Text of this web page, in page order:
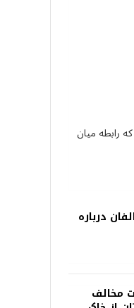
رابطه میان
درباره
مخالف